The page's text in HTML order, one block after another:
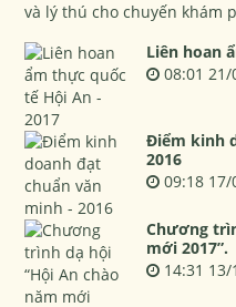
và lý thú cho chuyến khám
Liên hoan
08:01
Điểm kinh
2016
09:18
Chương
mới 2017”.
14:31